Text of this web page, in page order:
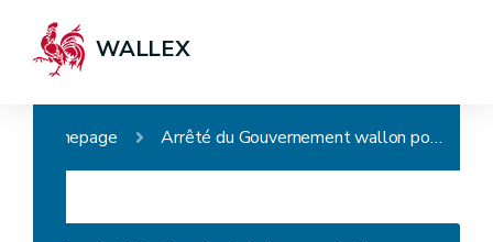
WALLEX
Homepage Arrêté du Gouvernement wallon portant exécution du décret du 6 mai 1999 relatif à l'établissement, au recouvrement et au contentieux en matière de taxes régionales (wallonnes - D. du 17/01/2008)